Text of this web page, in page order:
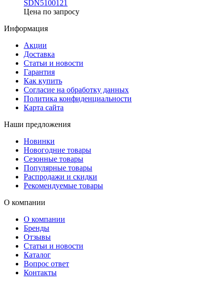
SDN5100121
Цена по запросу
Информация
Акции
Доставка
Статьи и новости
Гарантия
Как купить
Согласие на обработку данных
Политика конфиденциальности
Карта сайта
Наши предложения
Новинки
Новогодние товары
Сезонные товары
Популярные товары
Распродажи и скидки
Рекомендуемые товары
О компании
О компании
Бренды
Отзывы
Статьи и новости
Каталог
Вопрос ответ
Контакты